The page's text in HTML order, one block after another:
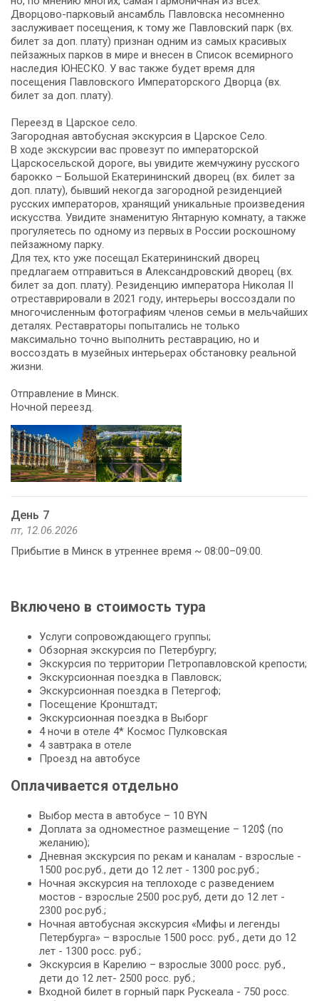
Дворцово-парковый ансамбль Павловска несомненно
заслуживает посещения, к тому же Павловский парк (вх.
билет за доп. плату) признан одним из самых красивых
пейзажных парков в мире и внесен в Список всемирного
наследия ЮНЕСКО. У вас также будет время для
посещения Павловского Императорского Дворца (вх.
билет за доп. плату).
Переезд в Царское село.
Загородная автобусная экскурсия в Царское Село.
В ходе экскурсии вас провезут по императорской
Царскосельской дороге, вы увидите жемчужину русского
барокко – Большой Екатерининский дворец (вх. билет за
доп. плату), бывший некогда загородной резиденцией
русских императоров, хранящий уникальные произведения
искусства. Увидите знаменитую Янтарную комнату, а также
прогуляетесь по одному из первых в России роскошному
пейзажному парку.
Для тех, кто уже посещал Екатерининский дворец
предлагаем отправиться в Александровский дворец (вх.
билет за доп. плату). Резиденцию императора Николая II
отреставрировали в 2021 году, интерьеры воссоздали по
многочисленным фотографиям членов семьи в мельчайших
деталях. Реставраторы попытались не только
максимально точно выполнить реставрацию, но и
воссоздать в музейных интерьерах обстановку реальной
жизни.
Отправление в Минск.
Ночной переезд.
День 7
пт, 12.06.2026
Прибытие в Минск в утреннее время ~ 08:00–09:00.
Включено в стоимость тура
Услуги сопровождающего группы;
Обзорная экскурсия по Петербургу;
Экскурсия по территории Петропавловской крепости;
Экскурсионная поездка в Павловск;
Экскурсионная поездка в Петергоф;
Посещение Кронштадт;
Экскурсионная поездка в Выборг
4 ночи в отеле 4* Космос Пулковская
4 завтрака в отеле
Проезд на автобусе
Оплачивается отдельно
Выбор места в автобусе – 10 BYN
Доплата за одноместное размещение – 120$ (по
желанию);
Дневная экскурсия по рекам и каналам - взрослые -
1500 рос.руб., дети до 12 лет - 1300 рос.руб.;
Ночная экскурсия на теплоходе с разведением
мостов - взрослые 2500 рос.руб, дети до 12 лет -
2300 рос.руб.;
Ночная автобусная экскурсия «Мифы и легенды
Петербурга» – взрослые 1500 росс. руб., дети до 12
лет - 1300 росс. руб.;
Экскурсия в Карелию – взрослые 3000 росс. руб.,
дети до 12 лет- 2500 росс. руб.;
Входной билет в горный парк Рускеала - 750 росс.